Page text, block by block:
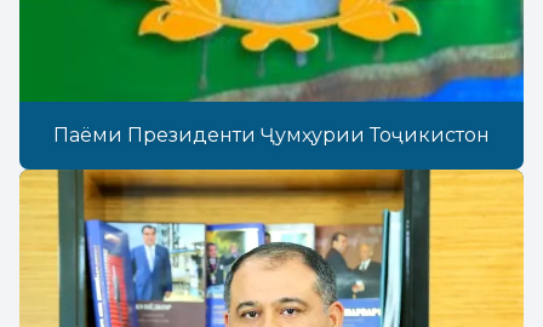
Паёми Президенти Ҷумҳурии Тоҷикистон